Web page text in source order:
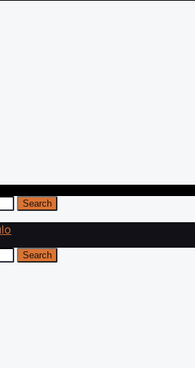
Search
Search